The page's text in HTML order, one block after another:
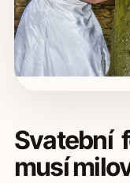
Svatební
musí